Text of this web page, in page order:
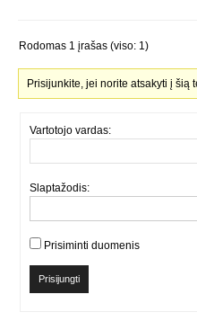
Rodomas 1 įrašas (viso: 1)
Prisijunkite, jei norite atsakyti į šią
Vartotojo vardas:
Slaptažodis:
Prisiminti duomenis
Prisijungti